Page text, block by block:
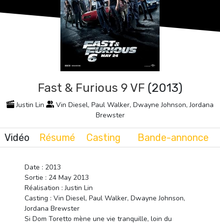
Fast & Furious 9 VF (2013)
Justin Lin
Vin Diesel, Paul Walker, Dwayne Johnson, Jordana
Brewster
Vidéo Résumé Casting Bande-annonce
Date : 2013
Sortie : 24 May 2013
Réalisation : Justin Lin
Casting : Vin Diesel, Paul Walker, Dwayne Johnson,
Jordana Brewster
Si Dom Toretto mène une vie tranquille, loin du